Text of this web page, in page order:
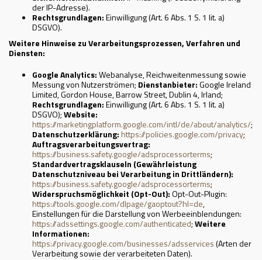
der IP-Adresse).
Rechtsgrundlagen:Einwilligung (Art. 6 Abs. 1 S. 1 lit. a)
DSGVO).
Weitere Hinweise zu Verarbeitungsprozessen, Verfahren und
Diensten:
Google Analytics:Webanalyse, Reichweitenmessung sowie
Messung von Nutzerströmen; Dienstanbieter:Google Ireland
Limited, Gordon House, Barrow Street, Dublin 4, Irland;
Rechtsgrundlagen:Einwilligung (Art. 6 Abs. 1 S. 1 lit. a)
DSGVO);Website:
https://marketingplatform.google.com/intl/de/about/analytics/;
Datenschutzerklärung: https://policies.google.com/privacy;
Auftragsverarbeitungsvertrag:
https://business.safety.google/adsprocessorterms;
Standardvertragsklauseln (Gewährleistung
Datenschutzniveau bei Verarbeitung in Drittländern):
https://business.safety.google/adsprocessorterms;
Widerspruchsmöglichkeit (Opt-Out):Opt-Out-Plugin:
https://tools.google.com/dlpage/gaoptout?hl=de,
Einstellungen für die Darstellung von Werbeeinblendungen:
https://adssettings.google.com/authenticated;Weitere
Informationen:
https://privacy.google.com/businesses/adsservices(Arten der
Verarbeitung sowie der verarbeiteten Daten).